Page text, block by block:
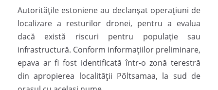
Autoritățile estoniene au declanșat operațiuni de
localizare a resturilor dronei, pentru a evalua
dacă există riscuri pentru populație sau
infrastructură. Conform informațiilor preliminare,
epava ar fi fost identificată într-o zonă terestră
din apropierea localității Põltsamaa, la sud de